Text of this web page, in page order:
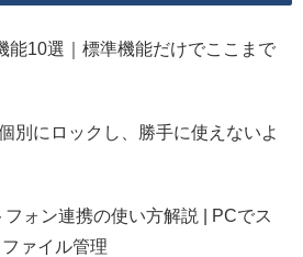
能10選｜標準機能だけでここまで
別にロックし、勝手に使えないよ
ォン連携の使い方解説 | PCでス
ァイル管理